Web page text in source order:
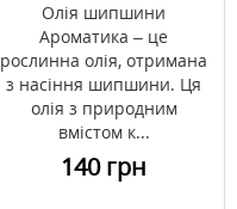
Олія шипшини
Ароматика – це
рослинна олія, отримана
з насіння шипшини. Ця
олія з природним
вмістом к...
140 грн